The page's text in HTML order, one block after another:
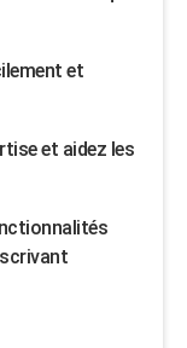
et
et aidez les